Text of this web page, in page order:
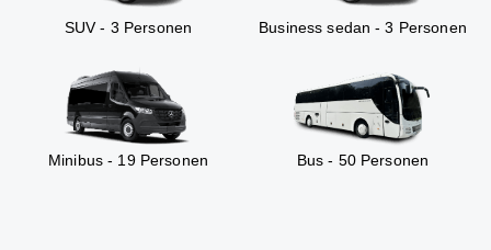
SUV - 3 Personen Business sedan - 3 Personen
Minibus - 19 Personen Bus - 50 Personen